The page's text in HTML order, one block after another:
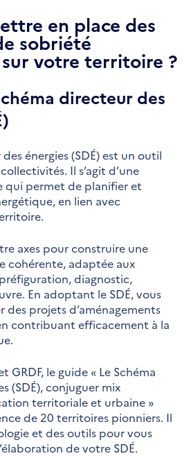
en place des
sobriété
votre territoire ?
directeur des
énergies (SDÉ) est un outil
Il s’agit d’une
qui permet de planifier et
en lien avec
axes pour construire une
cohérente, adaptée aux
diagnostic,
En adoptant le SDÉ, vous
des projets d’aménagements
contribuant efficacement à la
GRDF, le guide « Le Schéma
(SDÉ), conjuguer mix
territoriale et urbaine »
de 20 territoires pionniers. Il
et des outils pour vous
de votre SDÉ.